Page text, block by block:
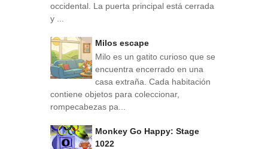
occidental. La puerta principal está cerrada
y ...
Milos escape
Milo es un gatito curioso que se
encuentra encerrado en una
casa extraña. Cada habitación
contiene objetos para coleccionar,
rompecabezas pa...
Monkey Go Happy: Stage
1022